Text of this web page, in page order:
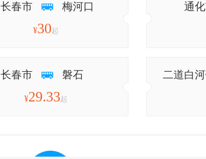
长春市 梅河口
¥30起
通
长春市 磐石
¥29.33起
二道白